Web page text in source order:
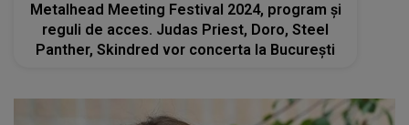
Metalhead Meeting Festival 2024, program şi
reguli de acces. Judas Priest, Doro, Steel
Panther, Skindred vor concerta la Bucureşti